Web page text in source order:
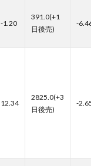
-1.20
391.0(+1
日後売)
-
12.34
2825.0(+3
日後売)
-